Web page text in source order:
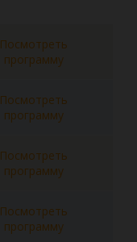
Посмотреть
программу
Посмотреть
программу
Посмотреть
программу
Посмотреть
программу